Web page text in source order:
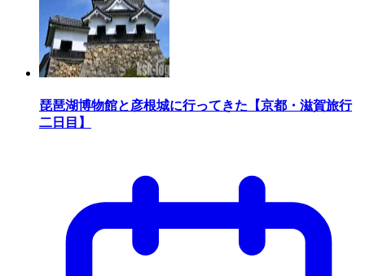
琵琶湖博物館と彦根城に行ってきた【京都・滋賀旅行
二日目】